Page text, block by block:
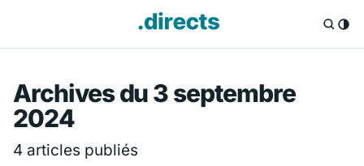
Directs.fr —
Archives du 3 septembre
2024
4 articles publiés